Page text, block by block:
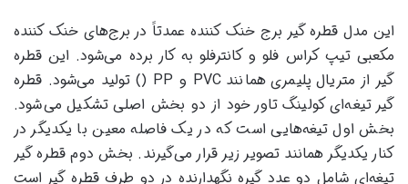
این مدل قطره گیر برج خنک کننده عمدتاً در برج‌های خنک کننده
مکعبی تیپ کراس فلو و کانترفلو به کار برده می‌شود. این قطره
گیر از متریال پلیمری همانند PVC و PP () تولید می‌شود. قطره
گیر تیغه‌ای کولینگ تاور خود از دو بخش اصلی تشکیل می‌شود.
بخش اول تیغه‌هایی است که در یک فاصله معین با یکدیگر در
کنار یکدیگر همانند تصویر زیر قرار می‌گیرند. بخش دوم قطره گیر
تیغه‌ای شامل دو عدد گیره نگهدارنده در دو طرف قطره گیر است